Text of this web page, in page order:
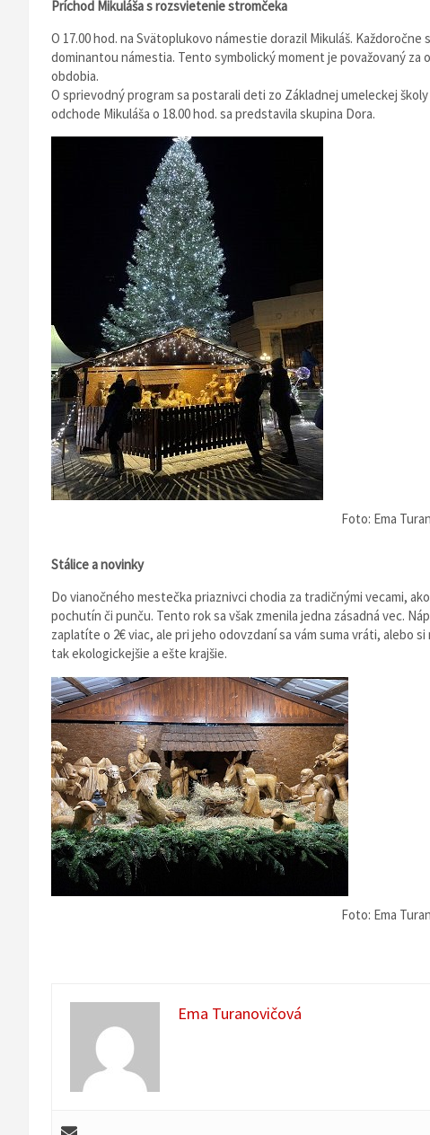
Príchod Mikuláša s rozsvietenie stromčeka
O 17.00 hod. na Svätoplukovo námestie dorazil Mikuláš.
dominantou námestia. Tento symbolický moment je považovaný
obdobia.
O sprievodný program sa postarali deti zo Základnej umeleckej
odchode Mikuláša o 18.00 hod. sa predstavila skupina Dora.
Foto: Ema
Stálice a novinky
Do vianočného mestečka priaznivci chodia za tradičnými vecami,
pochutín či punču. Tento rok sa však zmenila jedna zásadná vec.
zaplatíte o 2€ viac, ale pri jeho odovzdaní sa vám suma vráti, alebo
tak ekologickejšie a ešte krajšie.
Foto: Ema
Ema Turanovičová